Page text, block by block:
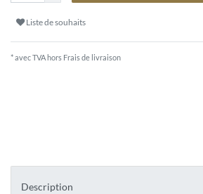
Liste de souhaits
* avec TVA hors Frais de livraison
Description